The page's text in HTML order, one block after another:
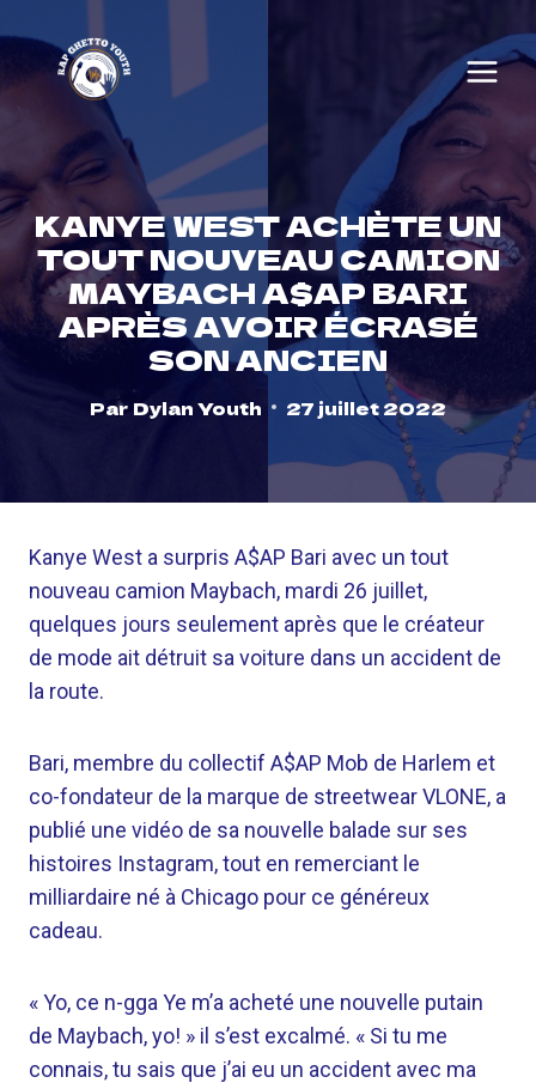
content
KANYE WEST ACHÈTE UN
TOUT NOUVEAU CAMION
MAYBACH A$AP BARI
APRÈS AVOIR ÉCRASÉ
SON ANCIEN
Par Dylan Youth 27 juillet 2022
Kanye West a surpris A$AP Bari avec un tout
nouveau camion Maybach, mardi 26 juillet,
quelques jours seulement après que le créateur
de mode ait détruit sa voiture dans un accident de
la route.
Bari, membre du collectif A$AP Mob de Harlem et
co-fondateur de la marque de streetwear VLONE, a
publié une vidéo de sa nouvelle balade sur ses
histoires Instagram, tout en remerciant le
milliardaire né à Chicago pour ce généreux
cadeau.
« Yo, ce n-gga Ye m’a acheté une nouvelle putain
de Maybach, yo! » il s’est excalmé. « Si tu me
connais, tu sais que j’ai eu un accident avec ma